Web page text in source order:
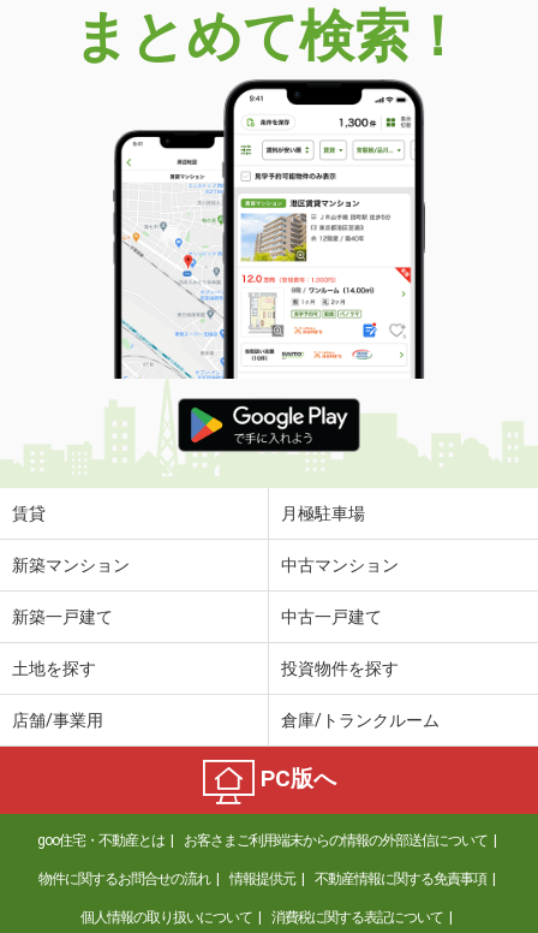
まとめて検索！
賃貸 月極駐車場
新築マンション 中古マンション
新築一戸建て 中古一戸建て
土地を探す 投資物件を探す
店舗/事業用 倉庫/トランクルーム
PC版へ
goo住宅・不動産とは お客さまご利用端末からの情報の外部送信について
物件に関するお問合せの流れ 情報提供元 不動産情報に関する免責事項
個人情報の取り扱いについて 消費税に関する表記について